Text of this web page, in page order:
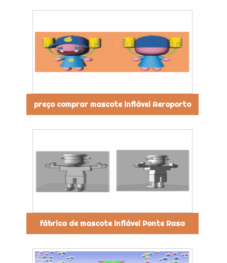
preço comprar mascote inflável Aeroporto
fábrica de mascote inflável Ponte Rasa